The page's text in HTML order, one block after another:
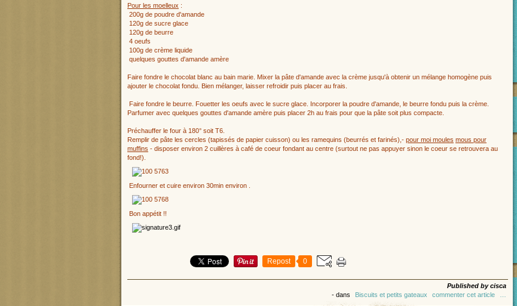
Pour les moelleux :
200g de poudre d'amande
120g de sucre glace
120g de beurre
4 oeufs
100g de crème liquide
quelques gouttes d'amande amère
Faire fondre le chocolat blanc au bain marie. Mixer la pâte d'amande avec la crème jusqu'à obtenir un mélange homogène puis
ajouter le chocolat fondu. Bien mélanger, laisser refroidir puis placer au frais.
Faire fondre le beurre. Fouetter les oeufs avec le sucre glace. Incorporer la poudre d'amande, le beurre fondu puis la crème.
Parfumer avec quelques gouttes d'amande amère puis placer 2h au frais pour que la pâte soit plus compacte.
Préchauffer le four à 180° soit T6.
Remplir de pâte les cercles (tapissés de papier cuisson) ou les ramequins (beurrés et farinés),- pour moi moules mous pour
muffins - disposer environ 2 cuillères à café de coeur fondant au centre (surtout ne pas appuyer sinon le coeur se retrouvera au
fond!).
Enfourner et cuire environ 30min environ .
Bon appétit !!
Repost 0
Published by cisca
- dans Biscuits et petits gateaux commenter cet article